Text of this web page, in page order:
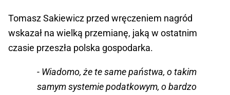
Tomasz Sakiewicz przed wręczeniem nagród
wskazał na wielką przemianę, jaką w ostatnim
czasie przeszła polska gospodarka.
- Wiadomo, że te same państwa, o takim
samym systemie podatkowym, o bardzo